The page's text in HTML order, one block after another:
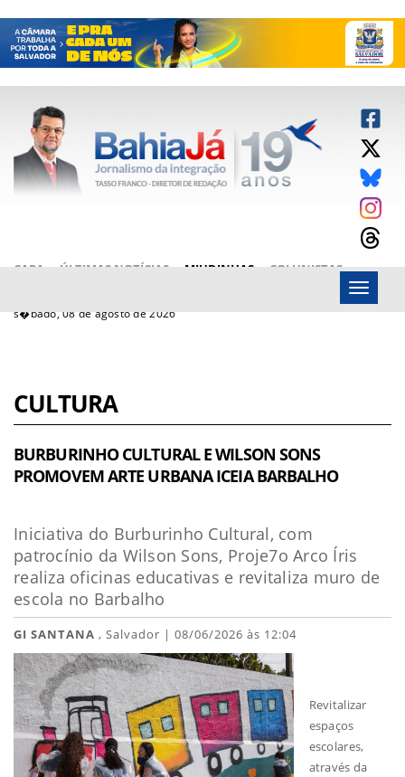
CAPA ÚLTIMAS NOTÍCIAS MIUDINHAS
COLUNISTAS
s�bado, 08 de agosto de 2026
Menu
CULTURA
BURBURINHO CULTURAL E WILSON SONS
PROMOVEM ARTE URBANA ICEIA BARBALHO
Iniciativa do Burburinho Cultural, com
patrocínio da Wilson Sons, Proje7o Arco Íris
realiza oficinas educativas e revitaliza muro de
escola no Barbalho
GI SANTANA , Salvador | 08/06/2026 às 12:04
Revitalizar
espaços
escolares,
através da